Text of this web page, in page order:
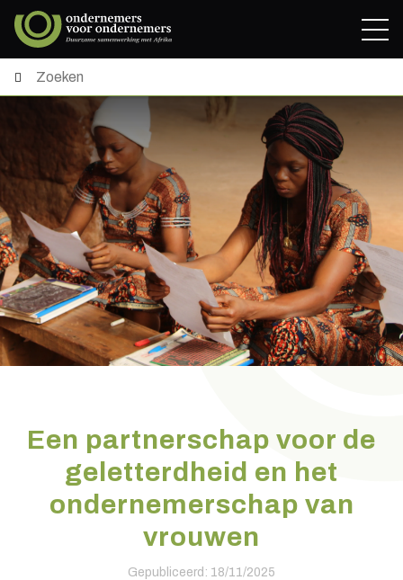
Een partnerschap voor de
geletterdheid en het
ondernemerschap van
vrouwen
Gepubliceerd: 18/11/2025